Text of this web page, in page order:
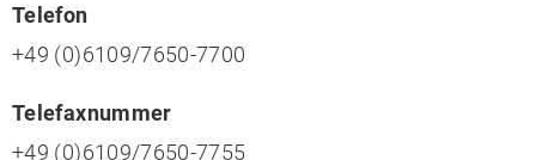
Telefon
+49 (0)6109/7650-7700
Telefaxnummer
+49 (0)6109/7650-7755